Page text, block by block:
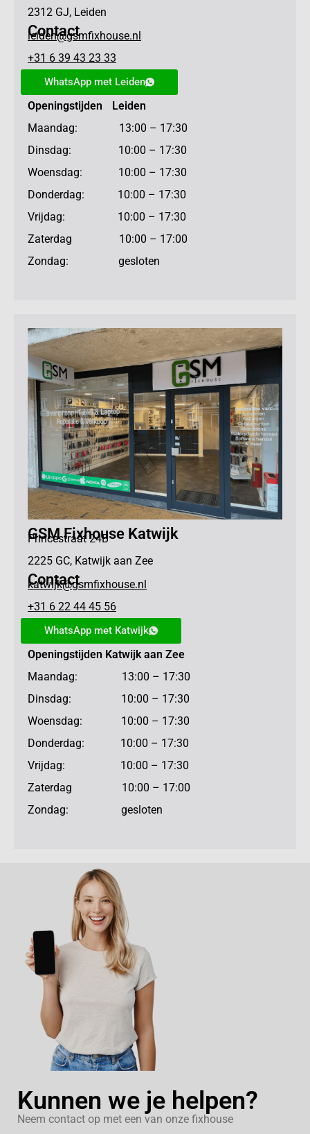
2312 GJ, Leiden
Contact
leiden@gsmfixhouse.nl
+31 6 39 43 23 33
WhatsApp met Leiden
Openingstijden Leiden
Maandag: 13:00 – 17:30
Dinsdag: 10:00 – 17:30
Woensdag: 10:00 – 17:30
Donderdag: 10:00 – 17:30
Vrijdag: 10:00 – 17:30
Zaterdag 10:00 – 17:00
Zondag: gesloten
GSM Fixhouse Katwijk
Princestraat 24B
2225 GC, Katwijk aan Zee
Contact
katwijk@gsmfixhouse.nl
+31 6 22 44 45 56
WhatsApp met Katwijk
Openingstijden Katwijk aan Zee
Maandag: 13:00 – 17:30
Dinsdag: 10:00 – 17:30
Woensdag: 10:00 – 17:30
Donderdag: 10:00 – 17:30
Vrijdag: 10:00 – 17:30
Zaterdag 10:00 – 17:00
Zondag: gesloten
Kunnen we je helpen?
Neem contact op met een van onze fixhouse